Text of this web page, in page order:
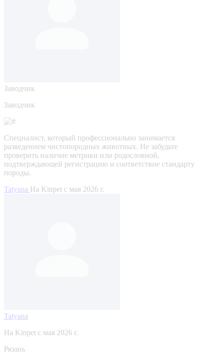
Заводчик
Заводчик
Специалист, который профессионально занимается
разведением чистопородных животных. Не забудьте
проверить наличие метрики или родословной,
подтверждающей регистрацию и соответствие стандарту
породы.
Tatyana На Kinpet c мая 2026 г.
Tatyana
На Kinpet c мая 2026 г.
Рязань